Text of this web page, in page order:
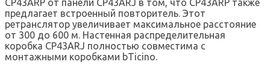
CP43ARP от панели CP43ARJ в том, что CP43ARP также
предлагает встроенный повторитель. Этот
ретранслятор увеличивает максимальное расстояние
от 300 до 600 м. Настенная распределительная
коробка CP43ARJ полностью совместима с
монтажными коробками bTicino.